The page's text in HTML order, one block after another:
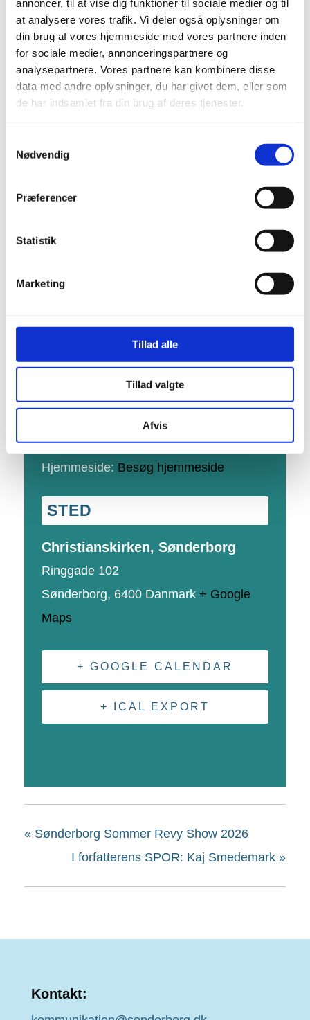
annoncer, til at vise dig funktioner til sociale medier og til
at analysere vores trafik. Vi deler også oplysninger om
din brug af vores hjemmeside med vores partnere inden
for sociale medier, annonceringspartnere og
analysepartnere. Vores partnere kan kombinere disse
data med andre oplysninger, du har givet dem, eller som
de har indsamlet fra din brug af deres tjenester.
Nødvendig
Præferencer
Statistik
Marketing
Tillad alle
Tillad valgte
Afvis
Denne begivenhed er allerede
DETALJER
Dato: 7. juni
Pris: Gratis
Begivenhed Kategori: Koncert, musik og
fællessang
Hjemmeside: Besøg hjemmeside
STED
Christianskirken, Sønderborg
Ringgade 102
Sønderborg, 6400 Danmark + Google
Maps
+ GOOGLE CALENDAR
+ ICAL EXPORT
« Sønderborg Sommer Revy Show 2026
I forfatterens SPOR: Kaj Smedemark »
Kontakt: